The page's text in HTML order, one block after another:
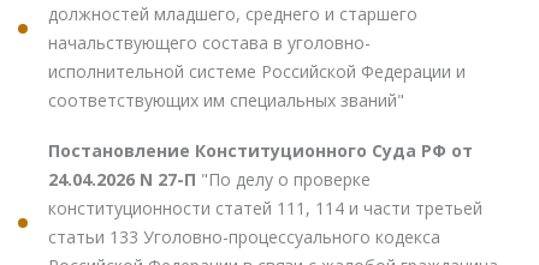
должностей младшего, среднего и старшего
начальствующего состава в уголовно-
исполнительной системе Российской Федерации и
соответствующих им специальных званий"
Постановление Конституционного Суда РФ от
24.04.2026 N 27-П "По делу о проверке
конституционности статей 111, 114 и части третьей
статьи 133 Уголовно-процессуального кодекса